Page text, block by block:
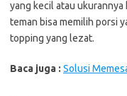
yang kecil atau ukurannya
teman bisa memilih porsi
topping yang lezat.
Baca juga : Solusi